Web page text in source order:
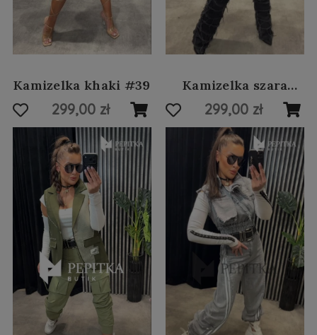
Kamizelka khaki #39
299,00 zł
Kamizelka szara
jeansowa #38
299,00 zł